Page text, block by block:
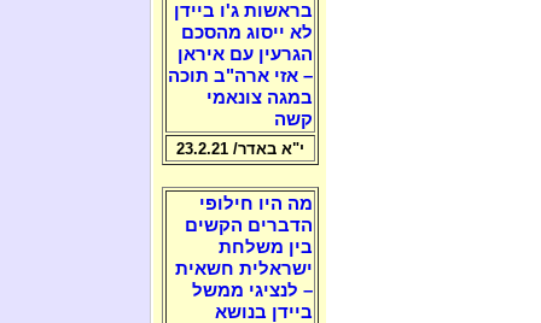
בראשות ג'ו ביידן
לא ייסוג מהסכם
הגרעין עם איראן
– אזי ארה"ב תוכה
במגה צונאמי
קשה
י"א באדר/ 23.2.21
מה היו חילופי
הדברים הקשים
בין משלחת
ישראלית חשאית
– לנציגי ממשל
ביידן בנושא